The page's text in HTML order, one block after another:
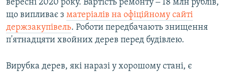
вересні 2020 року. Вартість ремонту ‒ 18 млн рублів,
що випливає з матеріалів на офіційному сайті
держзакупівель. Роботи передбачають знищення
п'ятнадцяти хвойних дерев перед будівлею.
Вирубка дерев, які наразі у хорошому стані, є